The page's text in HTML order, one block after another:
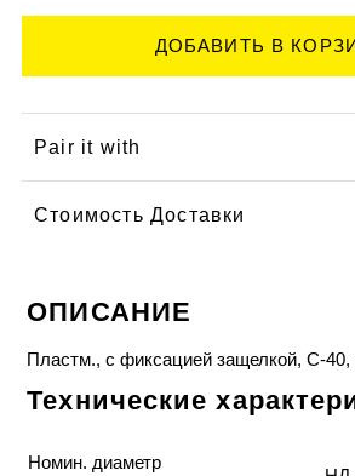
Pair it with
Стоимость Доставки
ОПИСАНИЕ
Пластм., с фиксацией защелкой, C-40,
Технические
Номин. диаметр